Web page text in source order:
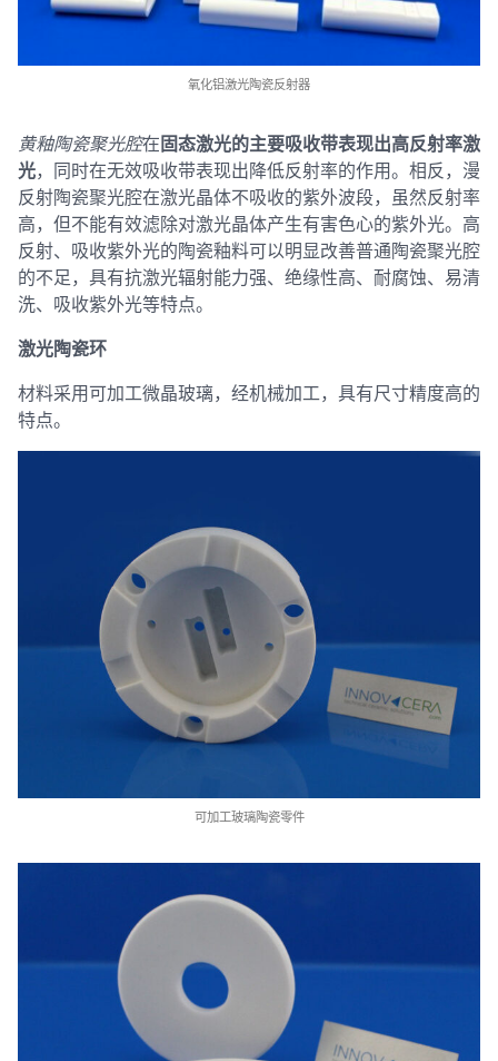
氧化铝激光陶瓷反射器
黄釉陶瓷聚光腔在固态激光的主要吸收带表现出高反射率激
光，同时在无效吸收带表现出降低反射率的作用。相反，漫
反射陶瓷聚光腔在激光晶体不吸收的紫外波段，虽然反射率
高，但不能有效滤除对激光晶体产生有害色心的紫外光。高
反射、吸收紫外光的陶瓷釉料可以明显改善普通陶瓷聚光腔
的不足，具有抗激光辐射能力强、绝缘性高、耐腐蚀、易清
洗、吸收紫外光等特点。
激光陶瓷环
材料采用可加工微晶玻璃，经机械加工，具有尺寸精度高的
特点。
可加工玻璃陶瓷零件